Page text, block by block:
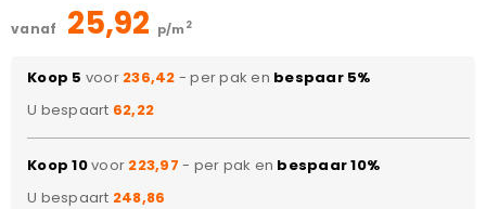
vanaf 25,92 p/m 2
Koop 5 voor 236,42 - per pak en bespaar 5%
U bespaart 62,22
Koop 10voor 223,97 - per pak en bespaar 10%
U bespaart 248,86